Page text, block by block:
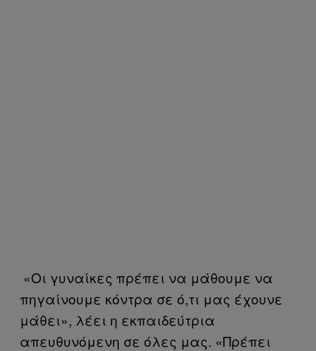
«Οι γυναίκες πρέπει να μάθουμε να
πηγαίνουμε κόντρα σε ό,τι μας έχουνε
μάθει», λέει η εκπαιδεύτρια
απευθυνόμενη σε όλες μας. «Πρέπει